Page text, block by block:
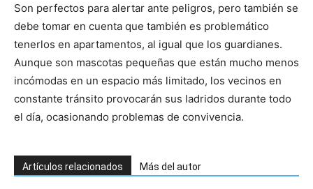
Son perfectos para alertar ante peligros, pero también se
debe tomar en cuenta que también es problemático
tenerlos en apartamentos, al igual que los guardianes.
Aunque son mascotas pequeñas que están mucho menos
incómodas en un espacio más limitado, los vecinos en
constante tránsito provocarán sus ladridos durante todo
el día, ocasionando problemas de convivencia.
Artículos relacionados Más del autor